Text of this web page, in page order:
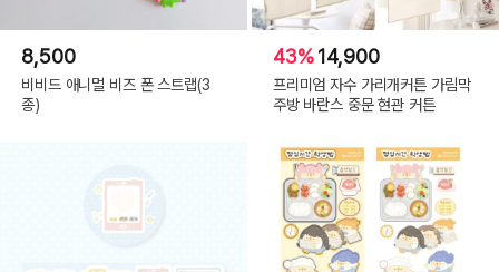
8,500
비비드 애니멀 비즈 폰 스트랩(3
종)
43%14,900
프리미엄 자수 가리개커튼 가림막
주방 바란스 중문 현관 커튼